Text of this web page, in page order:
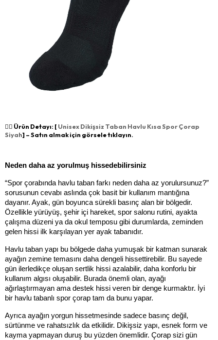
👉🏻 Ürün Detayı: [ Unisex Dikişsiz Taban Havlu Kısa Spor Çorap
Siyah] – Satın almak için görsele tıklayın.
Neden daha az yorulmuş hissedebilirsiniz
“Spor çorabında havlu taban farkı neden daha az yorulursunuz?”
sorusunun cevabı aslında çok basit bir kullanım mantığına
dayanır. Ayak, gün boyunca sürekli basınç alan bir bölgedir.
Özellikle yürüyüş, şehir içi hareket, spor salonu rutini, ayakta
çalışma düzeni ya da okul temposu gibi durumlarda, zeminden
gelen hissi ilk karşılayan yer ayak tabanıdır.
Havlu taban yapı bu bölgede daha yumuşak bir katman sunarak
ayağın zemine temasını daha dengeli hissettirebilir. Bu sayede
gün ilerledikçe oluşan sertlik hissi azalabilir, daha konforlu bir
kullanım algısı oluşabilir. Burada önemli olan, ayağı
ağırlaştırmayan ama destek hissi veren bir denge kurmaktır. İyi
bir havlu tabanlı spor çorap tam da bunu yapar.
Ayrıca ayağın yorgun hissetmesinde sadece basınç değil,
sürtünme ve rahatsızlık da etkilidir. Dikişsiz yapı, esnek form ve
kayma yapmayan duruş bu yüzden önemlidir. Çorap sizi gün